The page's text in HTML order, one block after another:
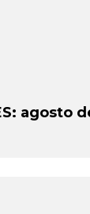
agosto